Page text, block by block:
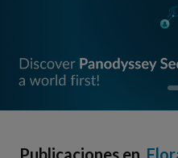
Publicaciones en